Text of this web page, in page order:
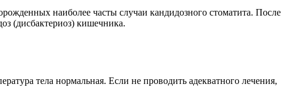
наиболее часты случаи кандидозного стоматита. После
(дисбактериоз) кишечника.
тела нормальная. Если не проводить адекватного лечения,